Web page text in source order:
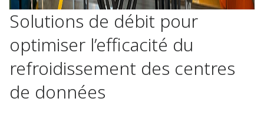
Solutions de débit pour
optimiser l’efficacité du
refroidissement des centres
de données​